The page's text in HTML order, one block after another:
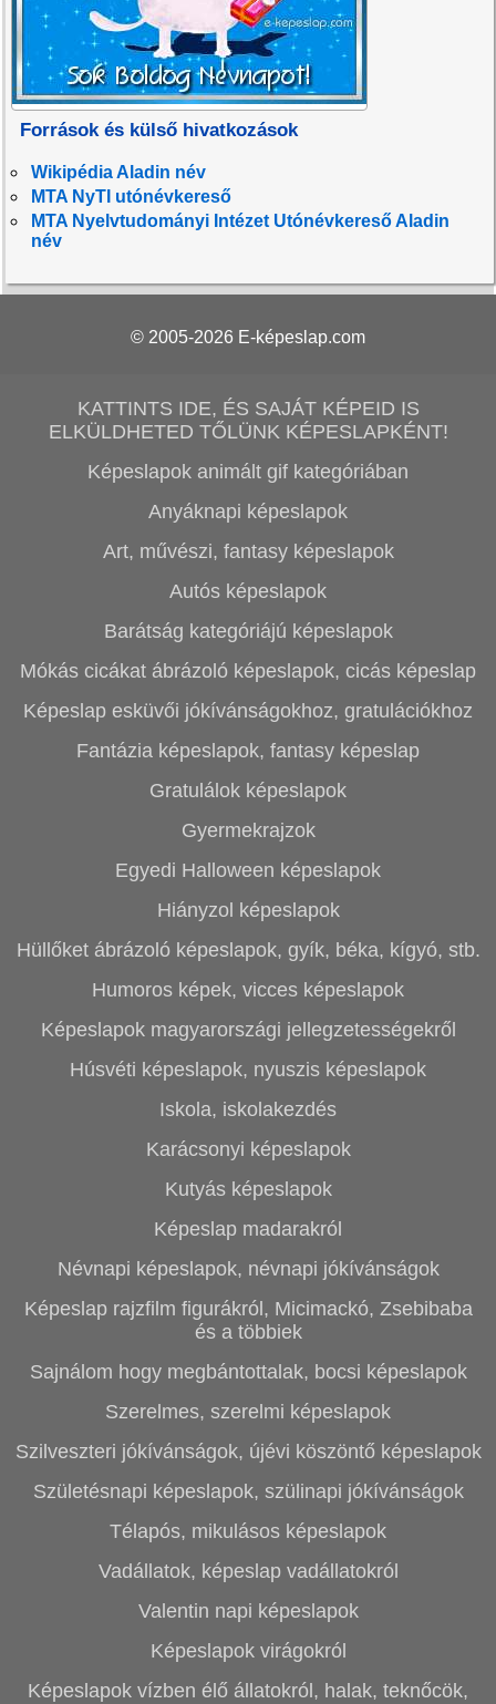
Források és külső hivatkozások
Wikipédia Aladin név
MTA NyTI utónévkereső
MTA Nyelvtudományi Intézet Utónévkereső Aladin
név
© 2005-2026 E-képeslap.com
KATTINTS IDE, ÉS SAJÁT KÉPEID IS
ELKÜLDHETED TŐLÜNK KÉPESLAPKÉNT!
Képeslapok animált gif kategóriában
Anyáknapi képeslapok
Art, művészi, fantasy képeslapok
Autós képeslapok
Barátság kategóriájú képeslapok
Mókás cicákat ábrázoló képeslapok, cicás képeslap
Képeslap esküvői jókívánságokhoz, gratulációkhoz
Fantázia képeslapok, fantasy képeslap
Gratulálok képeslapok
Gyermekrajzok
Egyedi Halloween képeslapok
Hiányzol képeslapok
Hüllőket ábrázoló képeslapok, gyík, béka, kígyó, stb.
Humoros képek, vicces képeslapok
Képeslapok magyarországi jellegzetességekről
Húsvéti képeslapok, nyuszis képeslapok
Iskola, iskolakezdés
Karácsonyi képeslapok
Kutyás képeslapok
Képeslap madarakról
Névnapi képeslapok, névnapi jókívánságok
Képeslap rajzfilm figurákról, Micimackó, Zsebibaba
és a többiek
Sajnálom hogy megbántottalak, bocsi képeslapok
Szerelmes, szerelmi képeslapok
Szilveszteri jókívánságok, újévi köszöntő képeslapok
Születésnapi képeslapok, szülinapi jókívánságok
Télapós, mikulásos képeslapok
Vadállatok, képeslap vadállatokról
Valentin napi képeslapok
Képeslapok virágokról
Képeslapok vízben élő állatokról, halak, teknőcök,